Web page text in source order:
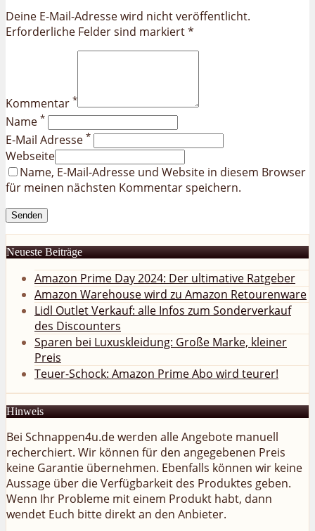
Deine E-Mail-Adresse wird nicht veröffentlicht.
Erforderliche Felder sind markiert *
Kommentar *
Name *
E-Mail Adresse *
Webseite
Name, E-Mail-Adresse und Website in diesem Browser
für meinen nächsten Kommentar speichern.
Neueste Beiträge
Amazon Prime Day 2024: Der ultimative Ratgeber
Amazon Warehouse wird zu Amazon Retourenware
Lidl Outlet Verkauf: alle Infos zum Sonderverkauf
des Discounters
Sparen bei Luxuskleidung: Große Marke, kleiner
Preis
Teuer-Schock: Amazon Prime Abo wird teurer!
Hinweis
Bei Schnappen4u.de werden alle Angebote manuell
recherchiert. Wir können für den angegebenen Preis
keine Garantie übernehmen. Ebenfalls können wir keine
Aussage über die Verfügbarkeit des Produktes geben.
Wenn Ihr Probleme mit einem Produkt habt, dann
wendet Euch bitte direkt an den Anbieter.